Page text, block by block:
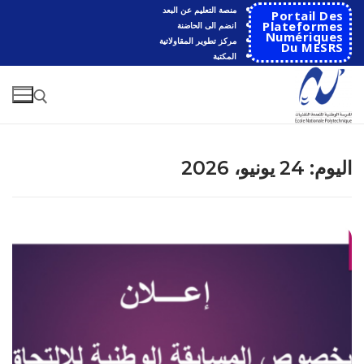
التجاوز
إلى
المحتوى
Portail Des
Plateformes
Numériques
Du MESRS
منصة التعليم عن البعد
انضم الى الحاضنة
مركز تطوير المقاولاتية
المكتبة
المدرسة
تاريخ المدرسة
الهندسة الاتوماتكية
التعاون
اليوم: 24 يونيو، 2026